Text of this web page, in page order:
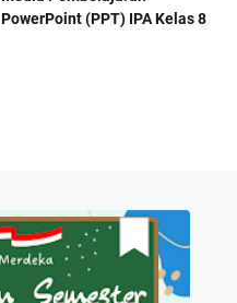
PowerPoint (PPT) IPA Kelas 8